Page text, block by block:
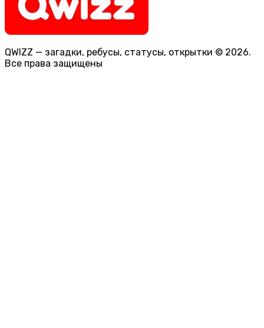
QWIZZ — загадки, ребусы, статусы, открытки © 2026.
Все права защищены